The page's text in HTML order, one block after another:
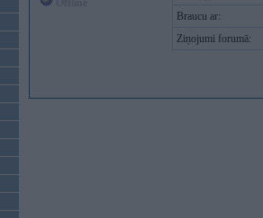
Braucu ar:
Ziņojumi forumā: